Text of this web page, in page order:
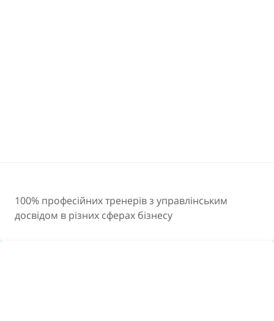
100% професійних тренерів з управлінським
досвідом в різних сферах бізнесу